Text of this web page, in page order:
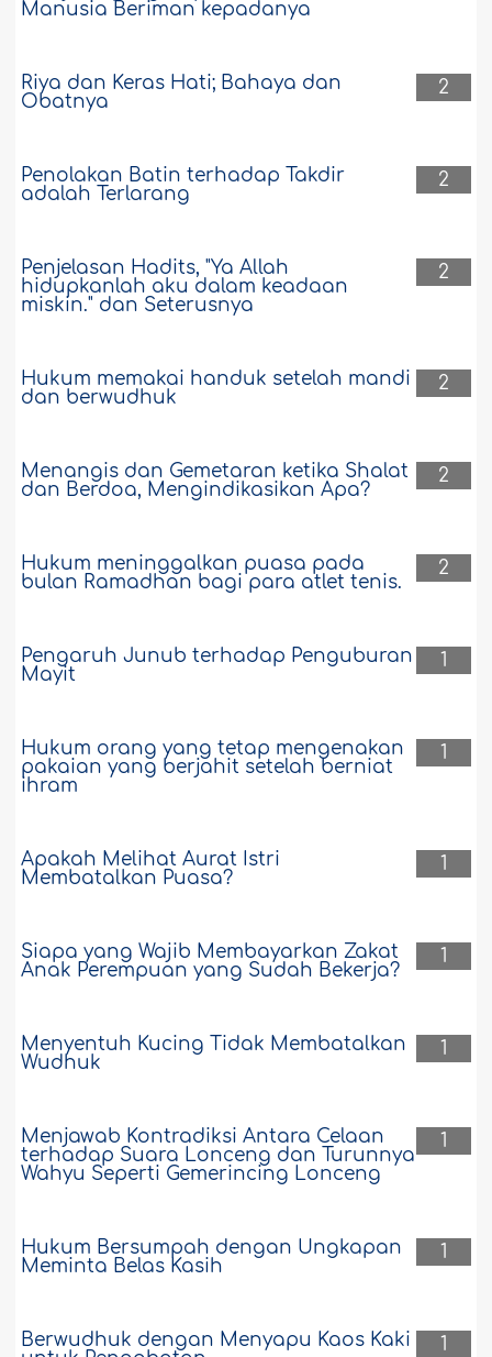
Manusia Beriman kepadanya
2
Riya dan Keras Hati; Bahaya dan
Obatnya
2
Penolakan Batin terhadap Takdir
adalah Terlarang
2
Penjelasan Hadits, "Ya Allah
hidupkanlah aku dalam keadaan
miskin." dan Seterusnya
2
Hukum memakai handuk setelah mandi
dan berwudhuk
2
Menangis dan Gemetaran ketika Shalat
dan Berdoa, Mengindikasikan Apa?
2
Hukum meninggalkan puasa pada
bulan Ramadhan bagi para atlet tenis.
1
Pengaruh Junub terhadap Penguburan
Mayit
1
Hukum orang yang tetap mengenakan
pakaian yang berjahit setelah berniat
ihram
1
Apakah Melihat Aurat Istri
Membatalkan Puasa?
1
Siapa yang Wajib Membayarkan Zakat
Anak Perempuan yang Sudah Bekerja?
1
Menyentuh Kucing Tidak Membatalkan
Wudhuk
1
Menjawab Kontradiksi Antara Celaan
terhadap Suara Lonceng dan Turunnya
Wahyu Seperti Gemerincing Lonceng
1
Hukum Bersumpah dengan Ungkapan
Meminta Belas Kasih
1
Berwudhuk dengan Menyapu Kaos Kaki